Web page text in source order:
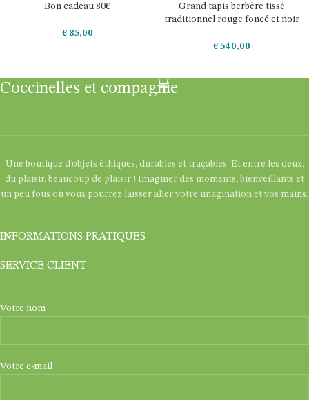
Bon cadeau 80€
€85,00
Grand tapis berbère tissé
traditionnel rouge foncé et noir
€ 540,00
Coccinelles et compagnie
Une boutique d’objets éthiques, durables et traçables. Et entre les deux,
du plaisir, beaucoup de plaisir ! Imaginer des moments, bienveillants et
un peu fous où vous pourrez laisser aller votre imagination et vos mains.
INFORMATIONS PRATIQUES
SERVICE CLIENT
Votre nom
Votre e-mail